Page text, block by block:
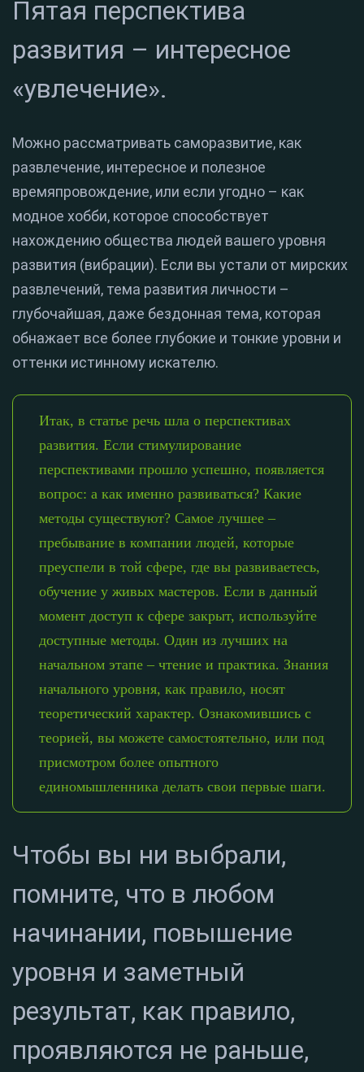
Пятая перспектива
развития – интересное
«увлечение».
Можно рассматривать саморазвитие, как
развлечение, интересное и полезное
времяпровождение, или если угодно – как
модное хобби, которое способствует
нахождению общества людей вашего уровня
развития (вибрации). Если вы устали от мирских
развлечений, тема развития личности –
глубочайшая, даже бездонная тема, которая
обнажает все более глубокие и тонкие уровни и
оттенки истинному искателю.
Итак, в статье речь шла о перспективах
развития. Если стимулирование
перспективами прошло успешно, появляется
вопрос: а как именно развиваться? Какие
методы существуют? Самое лучшее –
пребывание в компании людей, которые
преуспели в той сфере, где вы развиваетесь,
обучение у живых мастеров. Если в данный
момент доступ к сфере закрыт, используйте
доступные методы. Один из лучших на
начальном этапе – чтение и практика. Знания
начального уровня, как правило, носят
теоретический характер. Ознакомившись с
теорией, вы можете самостоятельно, или под
присмотром более опытного
единомышленника делать свои первые шаги.
Чтобы вы ни выбрали,
помните, что в любом
начинании, повышение
уровня и заметный
результат, как правило,
проявляются не раньше,